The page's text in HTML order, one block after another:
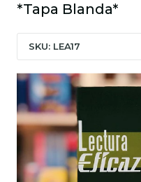
*Tapa Blanda*
SKU: LEA17